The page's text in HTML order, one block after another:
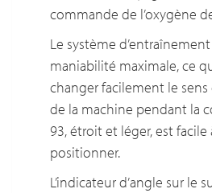
commande de l’oxygène
Le système
maniabilité maximale, ce
changer facilement le
de la machine pendant la
93, étroit et léger, est
positionner.
L’indicateur d’angle sur le